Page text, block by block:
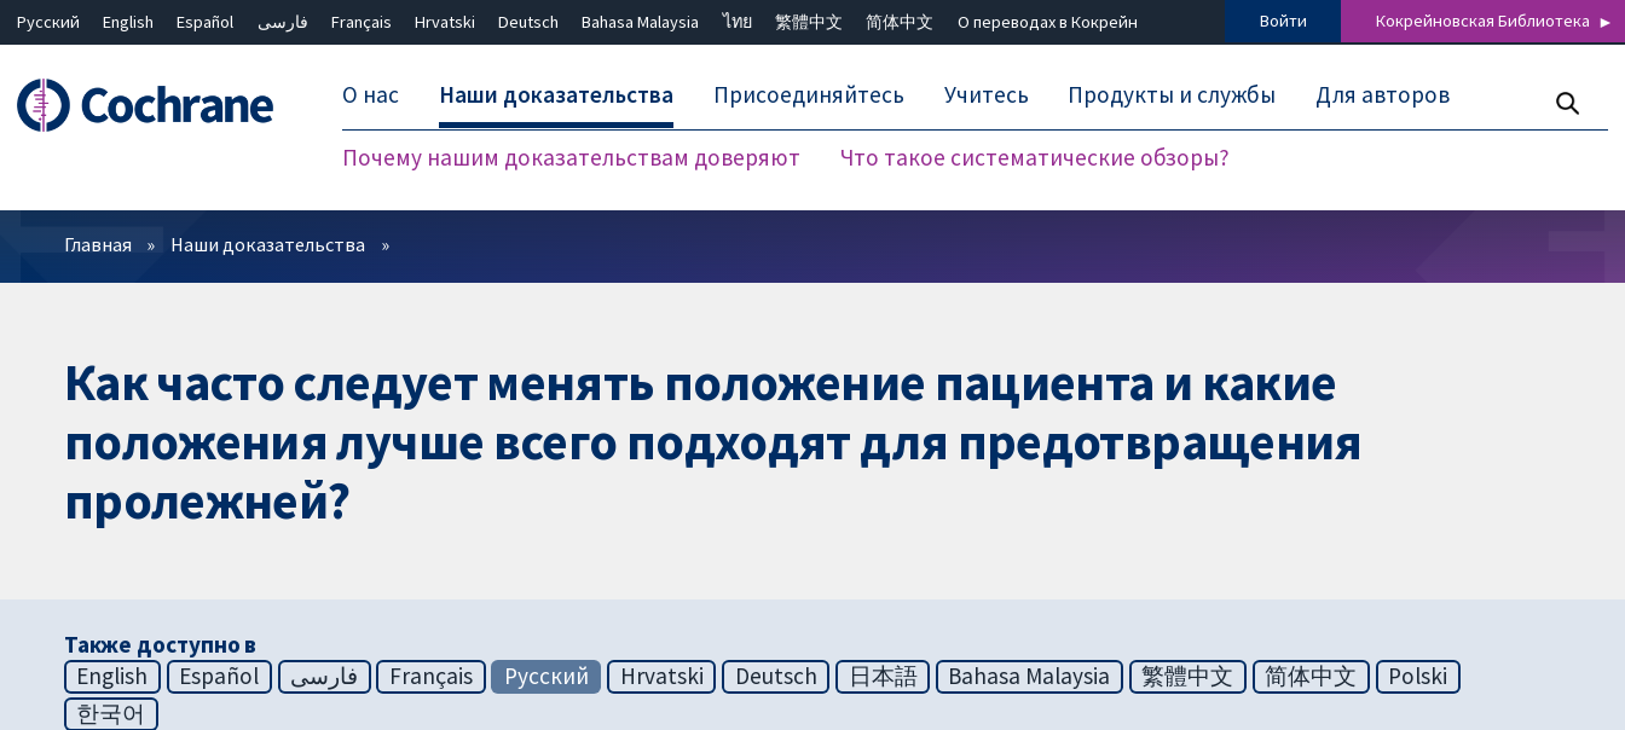
Русский English Español فارسی Français Hrvatski Deutsch Bahasa Malaysia ไทย 繁體中文 简体中文 О переводах в Кокрейн Войти Кокрейновская Библиотека
О нас Наши доказательства
Почему нашим доказательствам доверяют Что такое систематические обзоры?
Присоединяйтесь Учитесь Продукты и службы Для авторов
Фильтры
Главная Наши доказательства
Как часто следует менять положение пациента и какие
положения лучше всего подходят для предотвращения
пролежней?
Также доступно в
English
Español فارسی Français Русский Hrvatski Deutsch 日本語 Bahasa Malaysia 繁體中文 简体中文
Polski
한국어